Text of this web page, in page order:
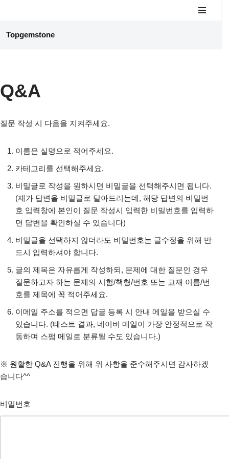
너
뛰
Topgemstone
Q&A
질문 작성 시 다음을 지켜주세요.
이름은 실명으로 적어주세요.
카테고리를 선택해주세요.
비밀글로 작성을 원하시면 비밀글을 선택해주시면 됩니다.
(제가 답변을 비밀글로 달아드리는데, 해당 답변의 비밀번
호 입력창에 본인이 질문 작성시 입력한 비밀번호를 입력하
면 답변을 확인하실 수 있습니다)
비밀글을 선택하지 않더라도 비밀번호는 글수정을 위해 반
드시 입력하셔야 합니다.
글의 제목은 자유롭게 작성하되, 문제에 대한 질문인 경우
질문하고자 하는 문제의 시험/책형/번호 또는 교재 이름/번
호를 제목에 꼭 적어주세요.
이메일 주소를 적으면 답글 등록 시 안내 메일을 받으실 수
있습니다. (테스트 결과, 네이버 메일이 가장 안정적으로 작
동하며 스팸 메일로 분류될 수도 있습니다.)
※ 원활한 Q&A 진행을 위해 위 사항을 준수해주시면 감사하겠
습니다^^
비밀번호